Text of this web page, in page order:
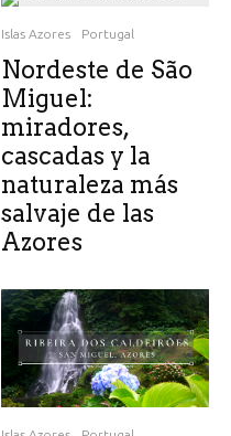
Islas Azores Portugal
Nordeste de São
Miguel:
miradores,
cascadas y la
naturaleza más
salvaje de las
Azores